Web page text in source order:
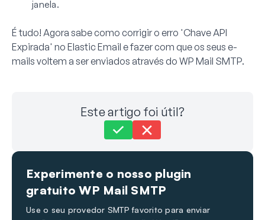
janela.
É tudo! Agora sabe como corrigir o erro 'Chave API
Expirada' no Elastic Email e fazer com que os seus e-
mails voltem a ser enviados através do WP Mail SMTP.
Este artigo foi útil?
Ainda preso?
Última atualização em 14 de maio de 2026
Experimente o nosso plugin
gratuito WP Mail SMTP
Use o seu provedor SMTP favorito para enviar